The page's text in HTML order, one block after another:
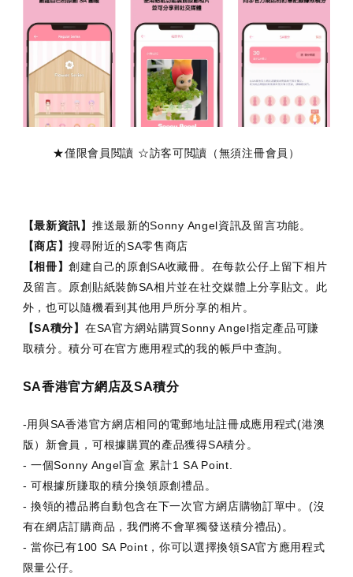
★僅限會員閲讀 ☆訪客可閲讀（無須注冊會員）
【最新資訊】 推送最新的Sonny Angel資訊及留言功能。
【商店】搜尋附近的SA零售商店
【相冊】創建自己的原創SA收藏冊。在每款公仔上留下相片
及留言。原創貼紙裝飾SA相片並在社交媒體上分享貼文。此
外，也可以隨機看到其他用戶所分享的相片。
【SA積分】 在SA官方網站購買Sonny Angel指定產品可賺
取積分。積分可在官方應用程式的我的帳戶中查詢。
SA香港官方網店及SA積分
-用與SA香港官方網店相同的電郵地址註冊成應用程式(港澳
版）新會員，可根據購買的產品獲得SA積分。
- 一個Sonny Angel盲盒 累計1SA Point.
- 可根據所賺取的積分換領原創禮品。
- 換領的禮品將自動包含在下一次官方網店購物訂單中。(沒
有在網店訂購商品，我們將不會單獨發送積分禮品)。
- 當你已有100 SA Point ，你可以選擇換領SA官方應用程式
限量公仔。